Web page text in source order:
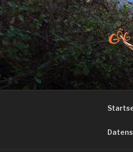
Zum
Inhalt
springen